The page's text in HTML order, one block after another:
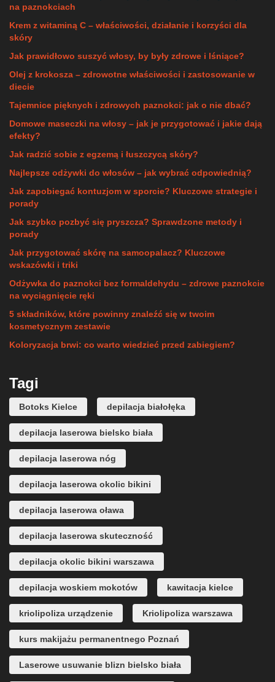
na paznokciach
Krem z witaminą C – właściwości, działanie i korzyści dla
skóry
Jak prawidłowo suszyć włosy, by były zdrowe i lśniące?
Olej z krokosza – zdrowotne właściwości i zastosowanie w
diecie
Tajemnice pięknych i zdrowych paznokci: jak o nie dbać?
Domowe maseczki na włosy – jak je przygotować i jakie dają
efekty?
Jak radzić sobie z egzemą i łuszczycą skóry?
Najlepsze odżywki do włosów – jak wybrać odpowiednią?
Jak zapobiegać kontuzjom w sporcie? Kluczowe strategie i
porady
Jak szybko pozbyć się pryszcza? Sprawdzone metody i
porady
Jak przygotować skórę na samoopalacz? Kluczowe
wskazówki i triki
Odżywka do paznokci bez formaldehydu – zdrowe paznokcie
na wyciągnięcie ręki
5 składników, które powinny znaleźć się w twoim
kosmetycznym zestawie
Koloryzacja brwi: co warto wiedzieć przed zabiegiem?
Tagi
Botoks Kielce depilacja białołęka
depilacja laserowa bielsko biała
depilacja laserowa nóg
depilacja laserowa okolic bikini
depilacja laserowa oława
depilacja laserowa skuteczność
depilacja okolic bikini warszawa
depilacja woskiem mokotów kawitacja kielce
kriolipoliza urządzenie Kriolipoliza warszawa
kurs makijażu permanentnego Poznań
Laserowe usuwanie blizn bielsko biała